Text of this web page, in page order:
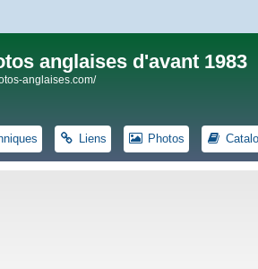
anglaises d'avant 1983
anglaises.com/
Liens Photos